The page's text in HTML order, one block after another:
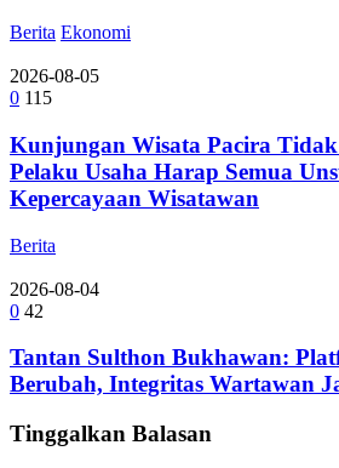
Berita Ekonomi
2026-08-05
0 115
Kunjungan Wisata Pacira Tidak
Pelaku Usaha Harap Semua
Kepercayaan Wisatawan
Berita
2026-08-04
0 42
Tantan Sulthon Bukhawan:
Berubah, Integritas Wartawan
Tinggalkan Balasan